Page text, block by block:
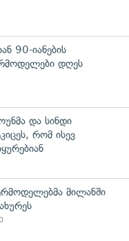
90-იანების
დღეს
და სინდი
რომ ისევ
მილანში